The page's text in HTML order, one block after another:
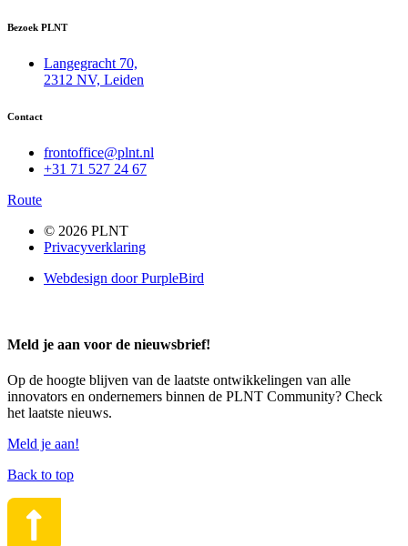
Bezoek PLNT
Langegracht 70,
2312 NV, Leiden
Contact
frontoffice@plnt.nl
+31 71 527 24 67
Route
© 2026 PLNT
Privacyverklaring
Webdesign door PurpleBird
Meld je aan voor de nieuwsbrief!
Op de hoogte blijven van de laatste ontwikkelingen van alle
innovators en ondernemers binnen de PLNT Community? Check
het laatste nieuws.
Meld je aan!
Back to top